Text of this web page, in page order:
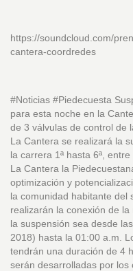
https://soundcloud.com/
cantera-coordredes
#Noticias #Piedecuesta
para esta noche en la
de 3 válvulas de control de
La Cantera se realizará la
la carrera 1ª hasta 6ª,
La Cantera la
optimización y
la comunidad habitante del
realizarán la conexión de
la suspensión sea desde
2018) hasta la 01:00 a.m.
tendrán una duración de 4
serán desarrolladas por los